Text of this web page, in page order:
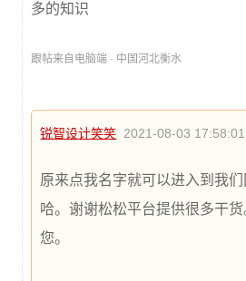
多的知识
跟帖来自电脑端 · 中国河北衡水
锐智设计笑笑 2021-08-03 17:58:01
原来点我名字就可以进入到我
哈。谢谢松松平台提供很多干
您。